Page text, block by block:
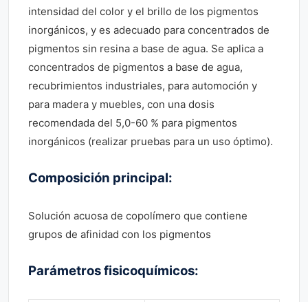
intensidad del color y el brillo de los pigmentos
inorgánicos, y es adecuado para concentrados de
pigmentos sin resina a base de agua. Se aplica a
concentrados de pigmentos a base de agua,
recubrimientos industriales, para automoción y
para madera y muebles, con una dosis
recomendada del 5,0-60 % para pigmentos
inorgánicos (realizar pruebas para un uso óptimo).
Composición principal:
Solución acuosa de copolímero que contiene
grupos de afinidad con los pigmentos
Parámetros fisicoquímicos: